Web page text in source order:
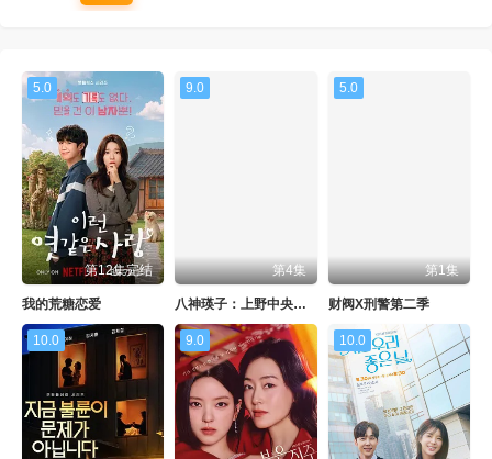
5.0
第12集完结
我的荒糖恋爱
9.0
第4集
八神瑛子：上野中央署组织犯罪对策课
5.0
第1集
财阀X刑警第二季
10.0 9.0 10.0